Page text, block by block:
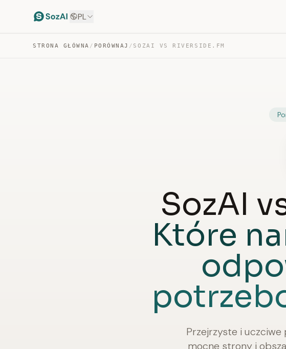
PL
STRONA GŁÓWNA / PORÓWNAJ / SOZAI VS RIVERSIDE.FM
SozAI
Które
Przejrzyste i uczciwe
mocne strony i